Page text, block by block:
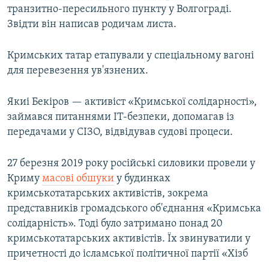
транзитно-пересильного пункту у Волгограді.
Звідти він написав родичам листа.
Кримських татар етапували у спеціальному вагоні
для перевезення ув'язнених.
Якиі Бекіров — активіст «Кримської солідарності»,
займався питаннями IT-безпеки, допомагав із
передачами у СІЗО, відвідував судові процеси.
27 березня 2019 року російські силовики провели у
Криму масові обшуки у будинках
кримськотатарських активістів, зокрема
представників громадського об'єднання «Кримська
солідарність». Тоді було затримано понад 20
кримськотатарських активістів. Їх звинуватили у
причетності до ісламської політичної партії «Хізб